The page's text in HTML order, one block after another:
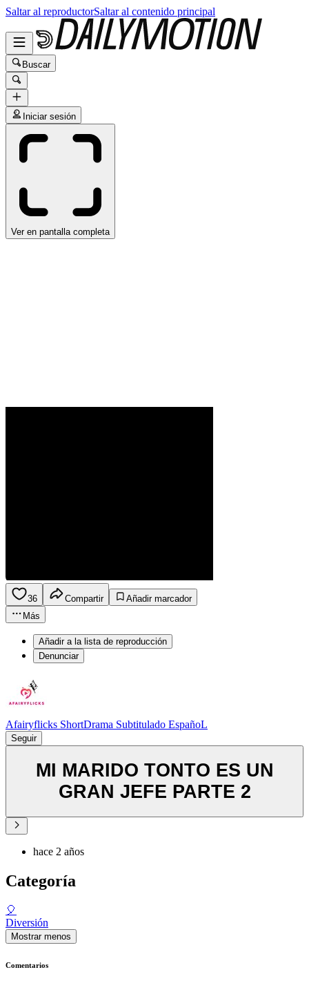
Saltar al reproductorSaltar al contenido principal
Buscar
Iniciar sesión
Ver en pantalla completa
36 Compartir
Añadir marcador
Más
Añadir a la lista de reproducción
Denunciar
Afairyflicks ShortDrama Subtitulado EspañoL
Seguir
MI MARIDO TONTO ES UN
GRAN JEFE PARTE 2
hace 2 años
Categoría
🎈
Diversión
Mostrar menos
Comentarios